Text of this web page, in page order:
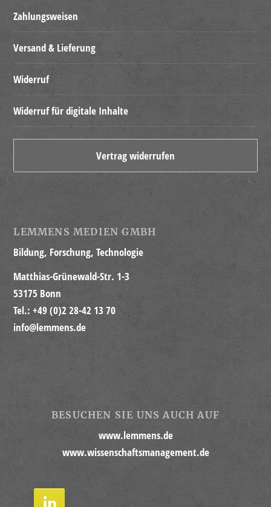
Zahlungsweisen
Versand & Lieferung
Widerruf
Widerruf für digitale Inhalte
Vertrag widerrufen
LEMMENS MEDIEN GMBH
Bildung, Forschung, Technologie
Matthias-Grünewald-Str. 1-3
53175 Bonn
Tel.: +49 (0)2 28-42 13 70
info@lemmens.de
BESUCHEN SIE UNS AUCH AUF
www.lemmens.de
www.wissenschaftsmanagement.de